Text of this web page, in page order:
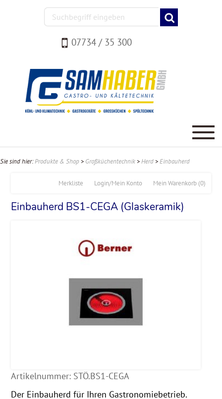
07734 / 35 300
Sie sind hier:Produkte & Shop > Großküchentechnik >Herd >Einbauherd
Mein Warenkorb (0)
Login/Mein Konto
Merkliste
Einbauherd BS1-CEGA (Glaskeramik)
Artikelnummer: STÖ.BS1-CEGA
Der Einbauherd für Ihren Gastronomiebetrieb.